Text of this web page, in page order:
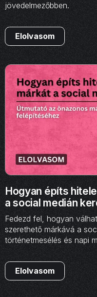
jövedelmezőbben.
Elolvasom
Hogyan építs
a social medián
Fedezd fel, hogyan
szerethető márkává a
történetmesélés és napi
Elolvasom